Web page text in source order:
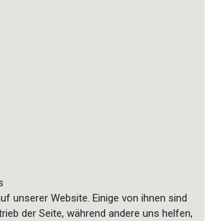
unserer Website. Einige von ihnen sind
der Seite, während andere uns helfen,